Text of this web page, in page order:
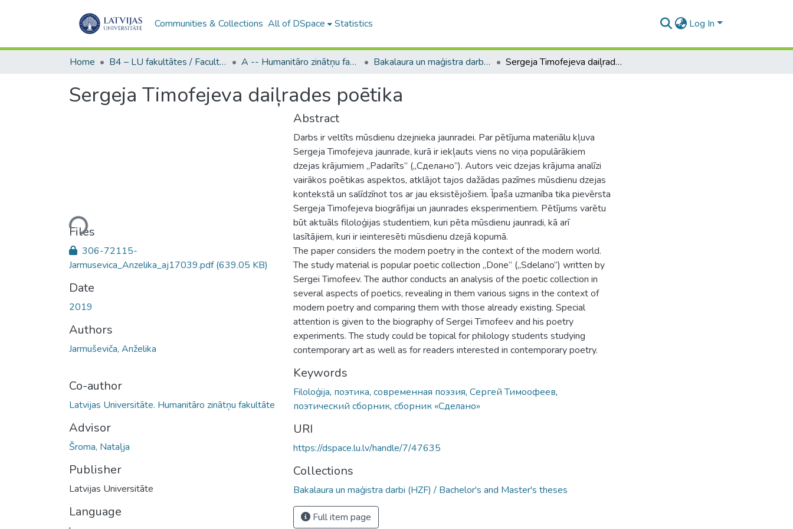
Communities & Collections All of DSpace Statistics Log In
Home B4 – LU fakultātes / Faculties of the UL A -- Humanitāro zinātņu fakultāte / Faculty of Humanities Bakalaura un maģistra darbi (HZF) / Bachelor's and Master's theses Sergeja Timofejeva daiļrades poētika
Sergeja Timofejeva daiļrades poētika
Loading...
Files
306-72115-
Jarmusevica_Anzelika_aj17039.pdf(639.05 KB)
Date
2019
Authors
Jarmuševiča, Anželika
Co-author
Latvijas Universitāte. Humanitāro zinātņu fakultāte
Advisor
Šroma, Nataļja
Publisher
Latvijas Universitāte
Language
Abstract
Darbs ir veltīts mūsdienu dzejnieka jaunradei. Par pētījuma materiālu kļuva
Sergeja Timofejeva jaunrade, kurā ir iekļauts viens no viņa populārākiem
dzejas krājumiem „Padarīts” („Сделано”). Autors veic dzejas krājuma analīzi
vairākos poētikas aspektos, atklājot tajos dažādas pazīmes mūsdienu dzejas
kontekstā un salīdzīnot tos ar jau eksistējošiem. Īpaša uzmanība tika pievērsta
Sergeja Timofejeva biogrāfijai un jaunrades eksperimentiem. Pētījums varētu
būt aktuāls filoloģijas studentiem, kuri pēta mūsdienu jaunradi, kā arī
lasītājiem, kuri ir ieinteresēti mūsdienu dzejā kopumā.
The paper considers the modern poetry in the context of the modern world.
The study material is popular poetic collection „Done” („Sdelano”) written by
Sergei Timofeev. The author conducts an analysis of the poetic collection in
several aspects of poetics, revealing in them various signs in the context of
modern poetry and comparing them with those already existing. Special
attention is given to the biography of Sergei Timofeev and his poetry
experiments. The study could be topical for philology students studying
contemporary art as well as for readers interested in contemporary poetry.
Keywords
Filoloģija, поэтика, современная поэзия, Сергей Тимоофеев,
поэтический сборник, сборник «Сделано»
URI
https://dspace.lu.lv/handle/7/47635
Collections
Bakalaura un maģistra darbi (HZF) / Bachelor's and Master's theses
Full item page